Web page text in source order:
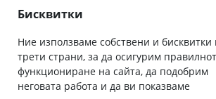
Общи условия
Абонирай се за нашия бюлетин
Бисквитки
Ние използваме собствени и бисквитки
трети страни, за да осигурим
функциониране на сайта, да подобрим
неговата работа и да ви показваме